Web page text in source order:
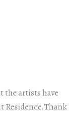
the artists have
Thank